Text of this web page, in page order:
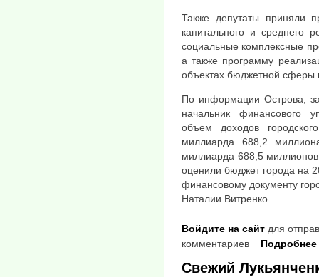
Также депутаты приняли
капитального и среднего
социальные комплексные
а также программу
объектах бюджетной сферы
По информации Острова,
начальник финансового
объем доходов
миллиарда 688,2
миллиарда 688,5
оценили бюджет города на
финансовому документу
Наталии Витренко.
Войдите на сайт для
комментариев
Подробнее
Свежий